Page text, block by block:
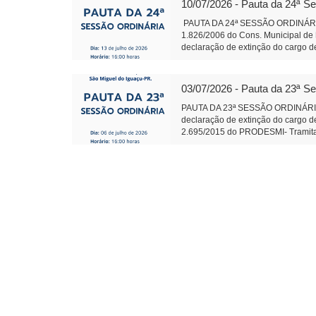
10/07/2026 - Pauta da 24ª
PAUTA DA 24ª SESSÃO
1.826/2006 do Cons. Municipal
declaração de extinção do cargo
Termo de Fomento com o CTG
585 Fica denominado “Parque
margens dos Rios Pinto,
Leite Presidente
03/07/2026 - Pauta da 23ª
PAUTA DA 23ª SESSÃO
declaração de extinção do cargo
2.695/2015 do PRODESMI-